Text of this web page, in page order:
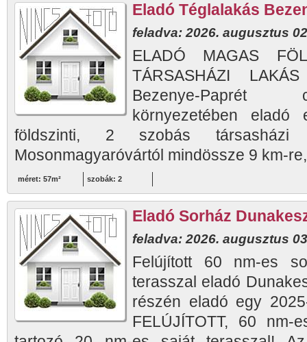
Eladó Téglalakás
feladva: 2026. augusztus
ELADÓ MAGAS
TÁRSASHÁZI LAKÁS
Bezenye-Paprét
környezetében
földszinti, 2 szobás
Mosonmagyaróvártól mindössze 9 km-
méret: 57m² szobák: 2
Eladó Sorház
feladva: 2026. augusztus
Felújított 60 nm-es
terasszal eladó
részén eladó egy
FELÚJÍTOTT, 60 nm-